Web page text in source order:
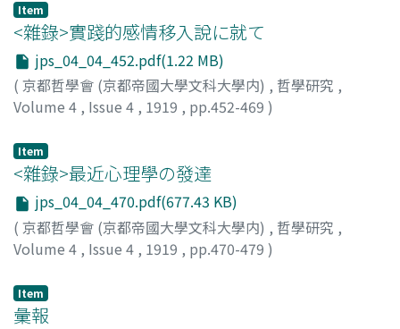
Item
<雜錄>實踐的感情移入說に就て
jps_04_04_452.pdf(1.22 MB)
( 京都哲學會 (京都帝國大學文科大學内) , 哲學研究 ,
Volume 4 , Issue 4 , 1919 , pp.452-469 )
Item
<雜錄>最近心理學の發達
jps_04_04_470.pdf(677.43 KB)
( 京都哲學會 (京都帝國大學文科大學内) , 哲學研究 ,
Volume 4 , Issue 4 , 1919 , pp.470-479 )
Item
彙報